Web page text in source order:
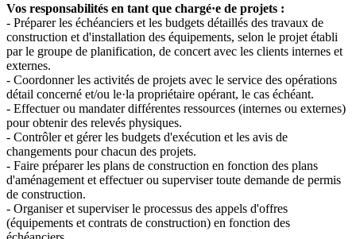
Vos responsabilités en tant que chargé·e de projets :
- Préparer les échéanciers et les budgets détaillés des travaux de
construction et d'installation des équipements, selon le projet établi
par le groupe de planification, de concert avec les clients internes et
externes.
- Coordonner les activités de projets avec le service des opérations
détail concerné et/ou le·la propriétaire opérant, le cas échéant.
- Effectuer ou mandater différentes ressources (internes ou externes)
pour obtenir des relevés physiques.
- Contrôler et gérer les budgets d'exécution et les avis de
changements pour chacun des projets.
- Faire préparer les plans de construction en fonction des plans
d'aménagement et effectuer ou superviser toute demande de permis
de construction.
- Organiser et superviser le processus des appels d'offres
(équipements et contrats de construction) en fonction des